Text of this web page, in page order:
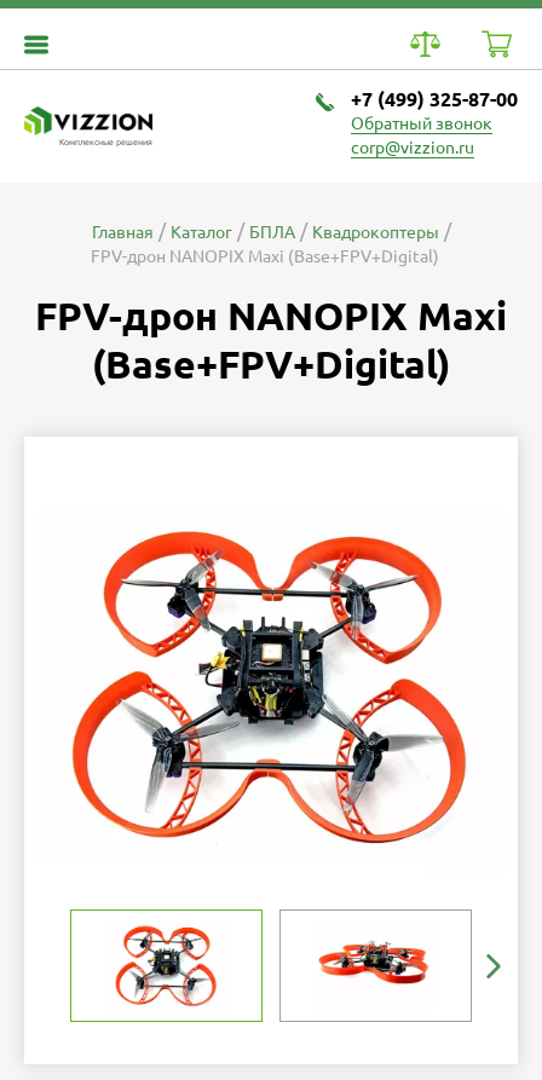
Комплексные решения
+7 (499) 325-87-00
Обратный звонок
corp@vizzion.ru
Главная Каталог БПЛА
Квадрокоптеры
FPV-дрон NANOPIX Maxi (Base+FPV+Digital)
FPV-дрон NANOPIX Maxi
(Base+FPV+Digital)